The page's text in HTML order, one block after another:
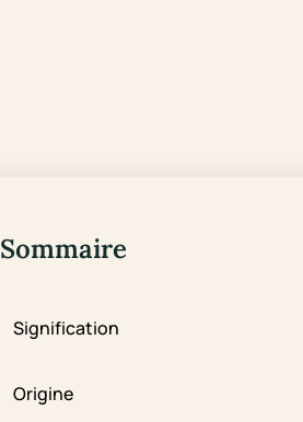
Sommaire
Signification
Origine